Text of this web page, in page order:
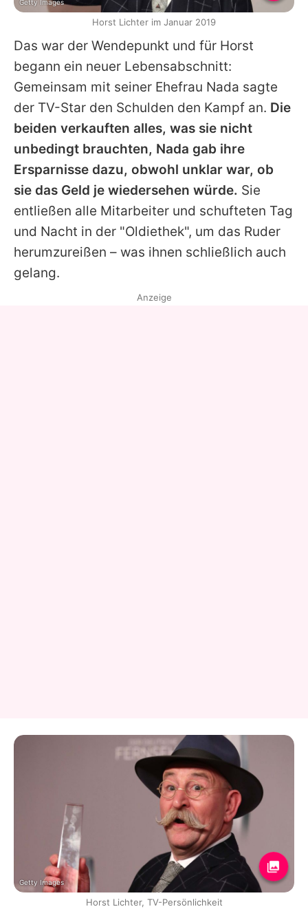
Das war der Wendepunkt und für Horst
begann ein neuer Lebensabschnitt:
Gemeinsam mit seiner Ehefrau Nada sagte
der TV-Star den Schulden den Kampf an. Die
beiden verkauften alles, was sie nicht
unbedingt brauchten, Nada gab ihre
Ersparnisse dazu, obwohl unklar war, ob
sie das Geld je wiedersehen würde. Sie
entließen alle Mitarbeiter und schufteten Tag
und Nacht in der "Oldiethek", um das Ruder
herumzureißen – was ihnen schließlich auch
gelang.
Getty Images
Horst Lichter im Januar 2019
Anzeige
Getty Images
Horst Lichter, TV-Persönlichkeit